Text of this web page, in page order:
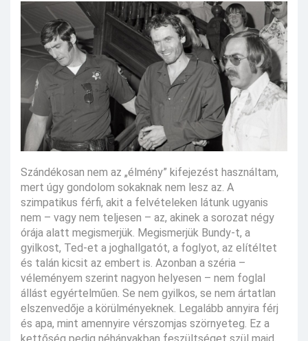
Szándékosan nem az „élmény” kifejezést használtam,
mert úgy gondolom sokaknak nem lesz az. A
szimpatikus férfi, akit a felvételeken látunk ugyanis
nem – vagy nem teljesen – az, akinek a sorozat négy
órája alatt megismerjük. Megismerjük Bundy-t, a
gyilkost, Ted-et a joghallgatót, a foglyot, az elítéltet
és talán kicsit az embert is. Azonban a széria –
véleményem szerint nagyon helyesen – nem foglal
állást egyértelműen. Se nem gyilkos, se nem ártatlan
elszenvedője a körülményeknek. Legalább annyira férj
és apa, mint amennyire vérszomjas szörnyeteg. Ez a